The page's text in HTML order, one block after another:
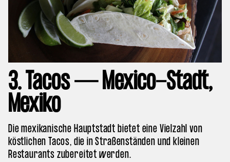
3. Tacos — Mexico-Stadt,
Mexiko
Die mexikanische Hauptstadt bietet eine Vielzahl von
köstlichen Tacos, die in Straßenständen und kleinen
Restaurants zubereitet werden.